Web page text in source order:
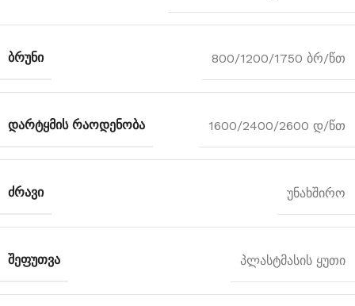
ᲑᲠᲣᲜᲘ 800/1200/1750 ბრ/წთ
ᲓᲐᲠᲢᲧᲛᲘᲡ ᲠᲐᲝᲓᲔᲜᲝᲑᲐ 1600/2400/2600 დ/წთ
ᲫᲠᲐᲕᲘ უნახშირო
ᲨᲔᲤᲣᲗᲕᲐ პლასტმასის ყუთი